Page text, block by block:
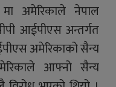
अमेरिकाले नेपाल
आईपीएस अन्तर्गत
अमेरिकाको सैन्य
आफ्नो सैन्य